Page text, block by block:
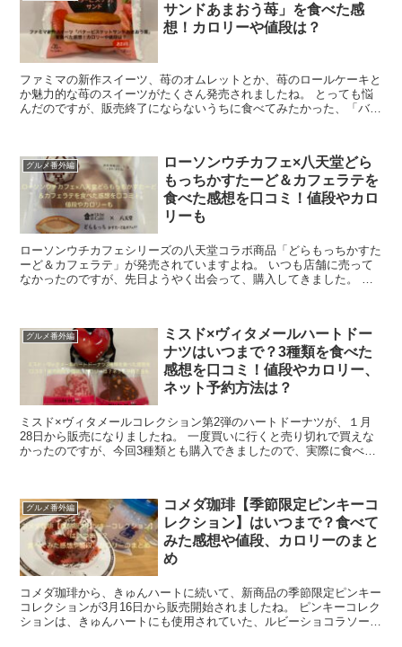
サンドあまおう苺」を食べた感
想！カロリーや値段は？
ファミマの新作スイーツ、苺のオムレットとか、苺のロールケーキと
か魅力的な苺のスイーツがたくさん発売されましたね。 とっても悩
んだのですが、販売終了にならないうちに食べてみたかった、「バタ
グルメ番外編
ローソンウチカフェ×八天堂どら
もっちかすたーど＆カフェラテを
食べた感想を口コミ！値段やカロ
リーも
ローソンウチカフェシリーズの八天堂コラボ商品「どらもっちかすた
ーど＆カフェラテ」が発売されていますよね。 いつも店舗に売って
なかったのですが、先日ようやく出会って、購入してきました。 八
グルメ番外編
ミスド×ヴィタメールハートドー
ナツはいつまで？3種類を食べた
感想を口コミ！値段やカロリー、
ネット予約方法は？
ミスド×ヴィタメールコレクション第2弾のハートドーナツが、１月
28日から販売になりましたね。 一度買いに行くと売り切れで買えな
かったのですが、今回3種類とも購入できましたので、実際に食べて
グルメ番外編
コメダ珈琲【季節限定ピンキーコ
レクション】はいつまで？食べて
みた感想や値段、カロリーのまと
め
コメダ珈琲から、きゅんハートに続いて、新商品の季節限定ピンキー
コレクションが3月16日から販売開始されましたね。 ピンキーコレク
ションは、きゅんハートにも使用されていた、ルビーショコラソース